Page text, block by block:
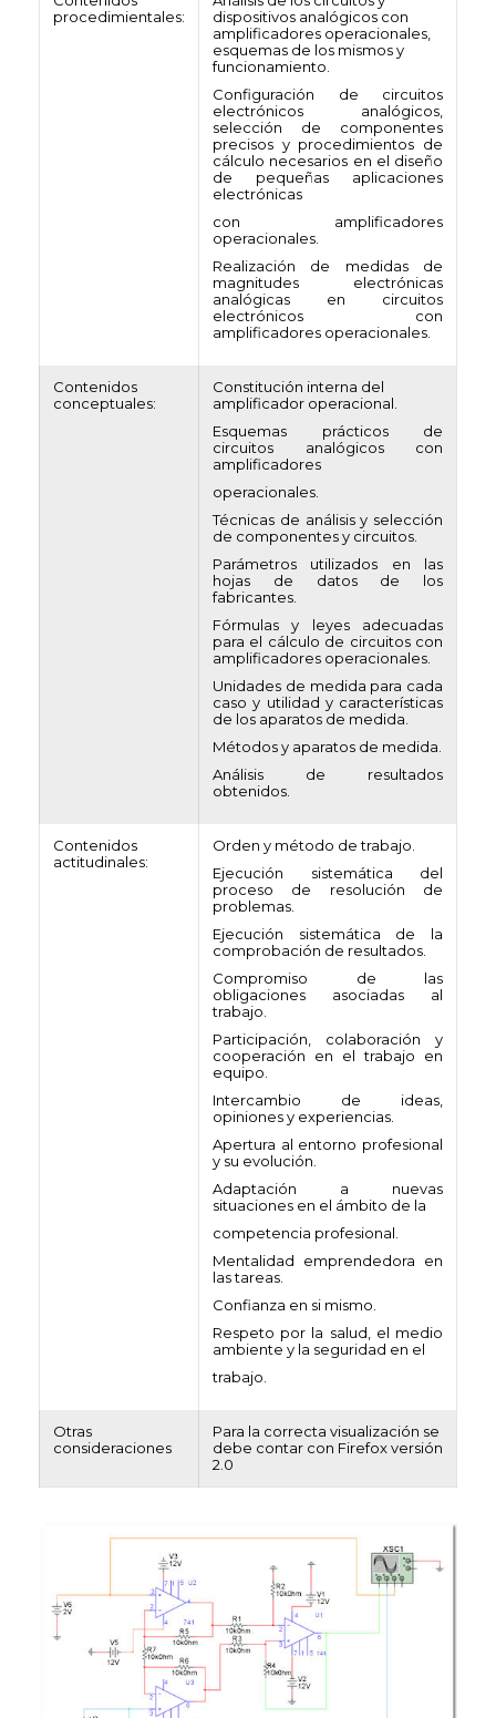
procedimientales:
dispositivos analógicos con
amplificadores operacionales,
esquemas de los mismos y
funcionamiento.
Configuración de circuitos
electrónicos analógicos,
selección de componentes
precisos y procedimientos de
cálculo necesarios en el diseño
de pequeñas aplicaciones
electrónicas
con amplificadores
operacionales.
Realización de medidas de
magnitudes electrónicas
analógicas en circuitos
electrónicos con
amplificadores operacionales.
Contenidos
conceptuales:
Constitución interna del
amplificador operacional.
Esquemas prácticos de
circuitos analógicos con
amplificadores
operacionales.
Técnicas de análisis y selección
de componentes y circuitos.
Parámetros utilizados en las
hojas de datos de los
fabricantes.
Fórmulas y leyes adecuadas
para el cálculo de circuitos con
amplificadores operacionales.
Unidades de medida para cada
caso y utilidad y características
de los aparatos de medida.
Métodos y aparatos de medida.
Análisis de resultados
obtenidos.
Contenidos
actitudinales:
Orden y método de trabajo.
Ejecución sistemática del
proceso de resolución de
problemas.
Ejecución sistemática de la
comprobación de resultados.
Compromiso de las
obligaciones asociadas al
trabajo.
Participación, colaboración y
cooperación en el trabajo en
equipo.
Intercambio de ideas,
opiniones y experiencias.
Apertura al entorno profesional
y su evolución.
Adaptación a nuevas
situaciones en el ámbito de la
competencia profesional.
Mentalidad emprendedora en
las tareas.
Confianza en si mismo.
Respeto por la salud, el medio
ambiente y la seguridad en el
trabajo.
Otras
consideraciones
Para la correcta visualización se
debe contar con Firefox versión
2.0